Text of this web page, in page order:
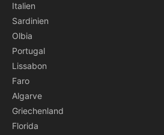
Italien
Sardinien
Olbia
Portugal
Lissabon
Faro
Algarve
Griechenland
Florida